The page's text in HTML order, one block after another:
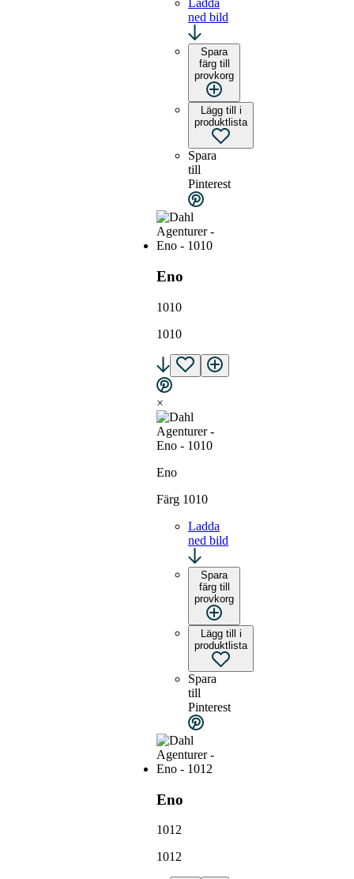
Ladda
ned bild
Spara
färg till
provkorg
Lägg till i
produktlista
Spara
till
Pinterest
Eno
1010
1010
×
Eno
Färg 1010
Ladda
ned bild
Spara
färg till
provkorg
Lägg till i
produktlista
Spara
till
Pinterest
Eno
1012
1012